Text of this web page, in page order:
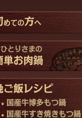
めての方へ
とりさまの
単お肉鍋
ご飯レシピ
国産牛博多もつ鍋
国産牛すき焼きもつ鍋